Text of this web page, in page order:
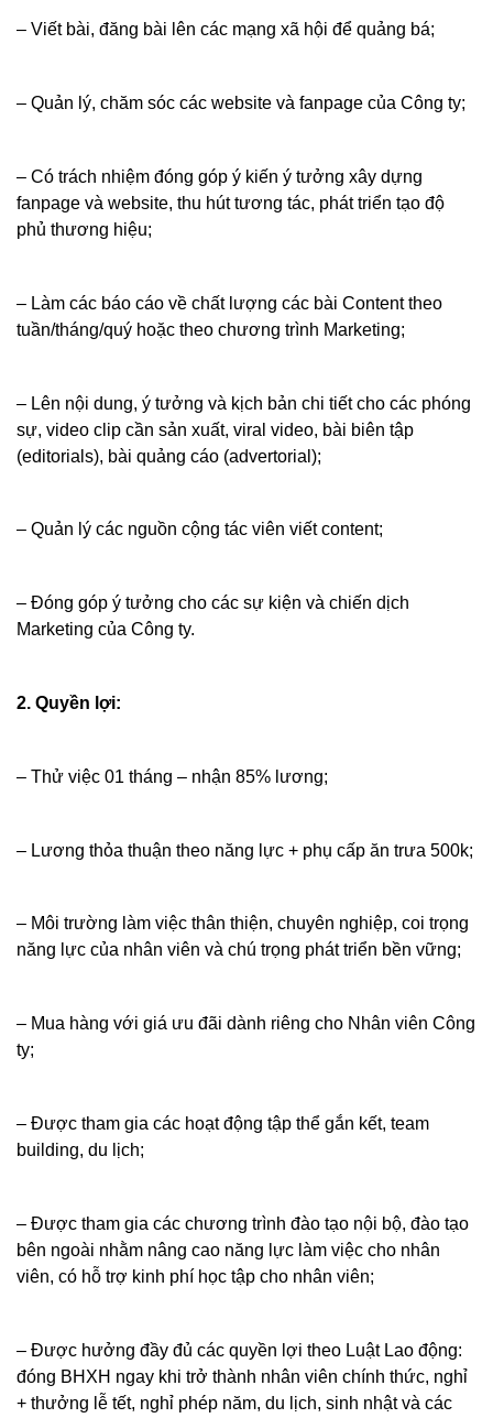
– Viết bài, đăng bài lên các mạng xã hội để quảng bá;
– Quản lý, chăm sóc các website và fanpage của Công ty;
– Có trách nhiệm đóng góp ý kiến ý tưởng xây dựng
fanpage và website, thu hút tương tác, phát triển tạo độ
phủ thương hiệu;
– Làm các báo cáo về chất lượng các bài Content theo
tuần/tháng/quý hoặc theo chương trình Marketing;
– Lên nội dung, ý tưởng và kịch bản chi tiết cho các phóng
sự, video clip cần sản xuất, viral video, bài biên tập
(editorials), bài quảng cáo (advertorial);
– Quản lý các nguồn cộng tác viên viết content;
– Đóng góp ý tưởng cho các sự kiện và chiến dịch
Marketing của Công ty.
2. Quyền lợi:
– Thử việc 01 tháng – nhận 85% lương;
– Lương thỏa thuận theo năng lực + phụ cấp ăn trưa 500k;
– Môi trường làm việc thân thiện, chuyên nghiệp, coi trọng
năng lực của nhân viên và chú trọng phát triển bền vững;
– Mua hàng với giá ưu đãi dành riêng cho Nhân viên Công
ty;
– Được tham gia các hoạt động tập thể gắn kết, team
building, du lịch;
– Được tham gia các chương trình đào tạo nội bộ, đào tạo
bên ngoài nhằm nâng cao năng lực làm việc cho nhân
viên, có hỗ trợ kinh phí học tập cho nhân viên;
– Được hưởng đầy đủ các quyền lợi theo Luật Lao động:
đóng BHXH ngay khi trở thành nhân viên chính thức, nghỉ
+ thưởng lễ tết, nghỉ phép năm, du lịch, sinh nhật và các